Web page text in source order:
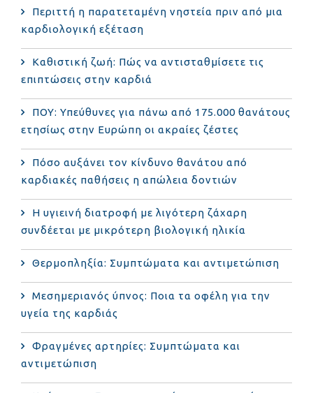
Περιττή η παρατεταμένη νηστεία πριν από μια
καρδιολογική εξέταση
Καθιστική ζωή: Πώς να αντισταθμίσετε τις
επιπτώσεις στην καρδιά
ΠΟΥ: Υπεύθυνες για πάνω από 175.000 θανάτους
ετησίως στην Ευρώπη οι ακραίες ζέστες
Πόσο αυξάνει τον κίνδυνο θανάτου από
καρδιακές παθήσεις η απώλεια δοντιών
Η υγιεινή διατροφή με λιγότερη ζάχαρη
συνδέεται με μικρότερη βιολογική ηλικία
Θερμοπληξία: Συμπτώματα και αντιμετώπιση
Μεσημεριανός ύπνος: Ποια τα οφέλη για την
υγεία της καρδιάς
Φραγμένες αρτηρίες: Συμπτώματα και
αντιμετώπιση